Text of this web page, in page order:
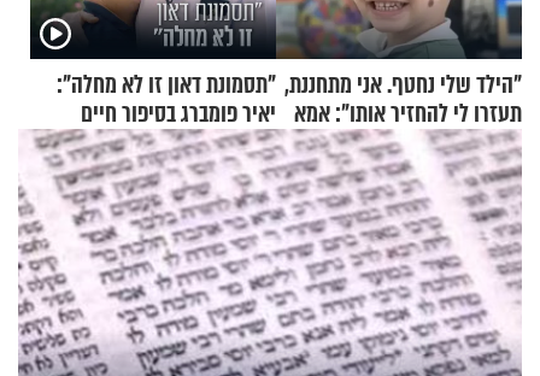
"הילד שלי נחטף. אני מתחננת,
תעזרו לי להחזיר אותו": אמא
של יובל בן ה-4 בריאיון דומע
"תסמונת דאון זו לא מחלה":
יאיר פומברג בסיפור חיים
מעורר השראה